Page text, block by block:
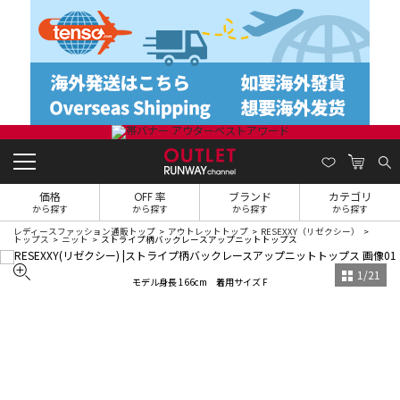
価格
から探す
OFF 率
から探す
ブランド
から探す
カテゴリ
から探す
レディースファッション通販トップ アウトレットトップ RESEXXY（リゼクシー）
トップス ニット ストライプ柄バックレースアップニットトップス
モデル身長 166cm 着用サイズ F 1 /21